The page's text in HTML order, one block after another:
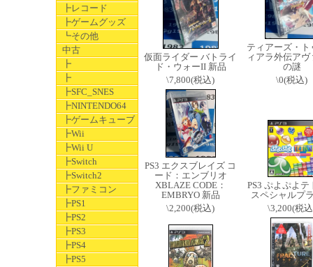
┣レコード
┣ゲームグッズ
┗その他
中古
┣
┣
┣SFC_SNES
┣NINTENDO64
┣ゲームキューブ
┣Wii
┣Wii U
┣Switch
┣Switch2
┣ファミコン
┣PS1
┣PS2
┣PS3
┣PS4
┣PS5
仮面ライダー バトライ
ド・ウォーII 新品
\7,800(税込)
ティアーズ・ト
ィアラ外伝アヴ
の謎
\0(税込)
PS3 エクスブレイズ コ
ード：エンブリオ
XBLAZE CODE：
EMBRYO 新品
\2,200(税込)
PS3 ぷよぷよテ
スペシャルプ
\3,200(税